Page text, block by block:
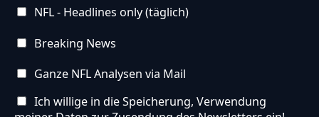
NFL - Headlines only (täglich)
Breaking News
Ganze NFL Analysen via Mail
Ich willige in die Speicherung, Verwendung